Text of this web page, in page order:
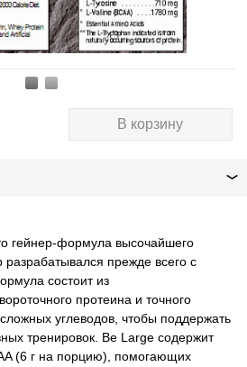
В корзину
гейнер-формула высочайшего
разрабатывался прежде всего с
состоит из
протеина и точного
углеводов, чтобы поддержать
тренировок. Be Large содержит
(6 г на порцию), помогающих